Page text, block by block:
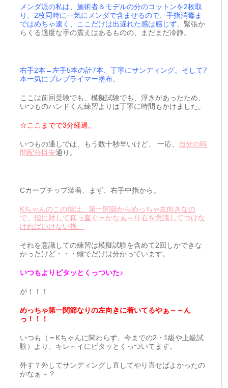
メンダ派の私は、施術者＆モデルの分のコットンを2枚取
り、2枚同時に一気にメンダで含ませるので、手指消毒ま
ではめちゃ速く、ここだけは出遅れた感は感じず、 緊張か
らくる適度な手の震えはあるものの、まだまだ冷静。
右手2本→左手5本の計7本、丁寧にサンディング。そして7
本一気にプレプライマー塗布。
ここは前回受験でも、模擬試験でも、浮きがあったため、
いつものハンドくん練習よりは丁寧に時間もかけました。
☆ここまでで3分経過。
いつもの通しでは、もう数十秒早いけど、 一応、 自分の時
間配分目安通り。
Cカーブチップ装着、まず、右手中指から。
Kちゃんのこの指は、第一関節からめっちゃ左向きなの
で、指に対して真っ直ぐ＝かなぁ～り右を意識してつけな
ければいけない指。
それを意識しての練習は模擬試験を含めて2回しかできな
かったけど・・・頭でだけは分かっています。
いつもよりピタッとくっついた♪
が！！！
めっちゃ第一関節なりの左向きに着いてるやぁ～～ん
っ！！！
いつも（＝Kちゃんに関わらず、今までの2・1級や上級試
験）より、キレ～イにピタッとくっついてます。
外す？外してサンディングし直してやり直せばよかったの
かなぁ～？